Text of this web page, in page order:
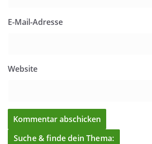
E-Mail-Adresse
Website
Suche & finde dein Thema: